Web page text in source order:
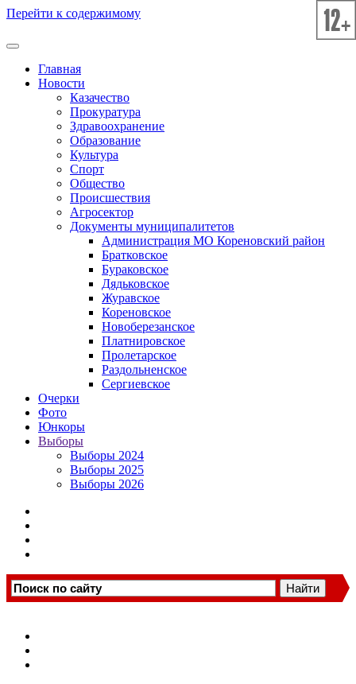
Перейти к содержимому
Главная
Новости
Казачество
Прокуратура
Здравоохранение
Образование
Культура
Спорт
Общество
Происшествия
Агросектор
Документы муниципалитетов
Администрация МО Кореновский район
Братковское
Бураковское
Дядьковское
Журавское
Кореновское
Новоберезанское
Платнировское
Пролетарское
Раздольненское
Сергиевское
Очерки
Фото
Юнкоры
Выборы
Выборы 2024
Выборы 2025
Выборы 2026